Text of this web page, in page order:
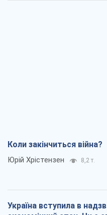
Коли закінчиться війна?
Юрій Хрістензен 8,2 т.
Україна вступила в